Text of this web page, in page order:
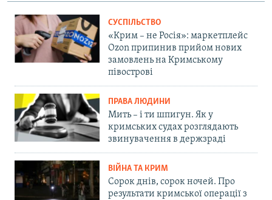
СУСПІЛЬСТВО
«Крим – не Росія»: маркетплейс
Ozon припинив прийом нових
замовлень на Кримському
півострові
ПРАВА ЛЮДИНИ
Мить – і ти шпигун. Як у
кримських судах розглядають
звинувачення в держзраді
ВІЙНА ТА КРИМ
Сорок днів, сорок ночей. Про
результати кримської операції з